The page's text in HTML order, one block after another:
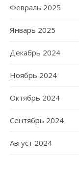
Февраль 2025
Январь 2025
Декабрь 2024
Ноябрь 2024
Октябрь 2024
Сентябрь 2024
Август 2024